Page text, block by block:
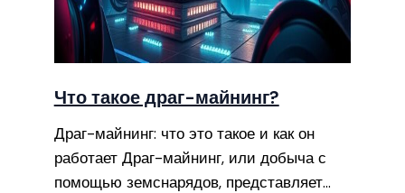
Что такое драг-майнинг?
Драг-майнинг: что это такое и как он
работает Драг-майнинг, или добыча с
помощью земснарядов, представляет…